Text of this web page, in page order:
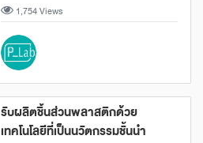
1,754 Views
รับผลิตชิ้นส่วนพลาสติกด้วย
เทคโนโลยีที่เป็นนวัตกรรมชั้นนำ